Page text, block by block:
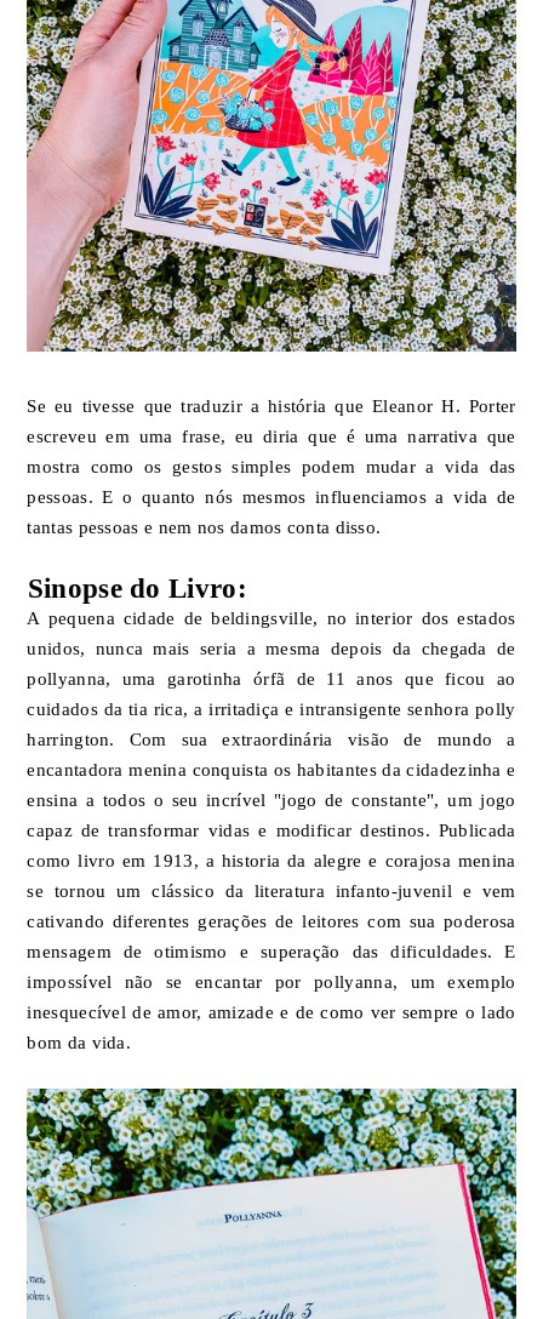
Se eu tivesse que traduzir a história que Eleanor H. Porter
escreveu em uma frase, eu diria que é uma narrativa que
mostra como os gestos simples podem mudar a vida das
pessoas. E o quanto nós mesmos influenciamos a vida de
tantas pessoas e nem nos damos conta disso.⁣
Sinopse do Livro:
A pequena cidade de beldingsville, no interior dos estados
unidos, nunca mais seria a mesma depois da chegada de
pollyanna, uma garotinha órfã de 11 anos que ficou ao
cuidados da tia rica, a irritadiça e intransigente senhora polly
harrington. Com sua extraordinária visão de mundo a
encantadora menina conquista os habitantes da cidadezinha e
ensina a todos o seu incrível "jogo de constante", um jogo
capaz de transformar vidas e modificar destinos. Publicada
como livro em 1913, a historia da alegre e corajosa menina
se tornou um clássico da literatura infanto-juvenil e vem
cativando diferentes gerações de leitores com sua poderosa
mensagem de otimismo e superação das dificuldades. E
impossível não se encantar por pollyanna, um exemplo
inesquecível de amor, amizade e de como ver sempre o lado
bom da vida.